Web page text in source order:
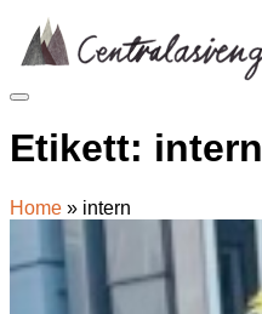
Skip
content
Etikett: intern
Home » intern